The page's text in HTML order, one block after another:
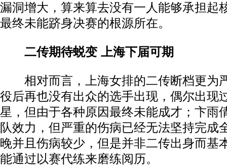
漏洞增大，算来算去没有一人能够承担起
最终未能跻身决赛的根源所在。
二传期待蜕变 上海下届可期
相对而言，上海女排的二传断档更为
役后再也没有出众的选手出现，偶尔出现
星，但由于各种原因最终未能成才；卞雨
队效力，但严重的伤病已经无法坚持完成
晚并且伤病较少，但是并非二传出身而基
能通过以赛代练来磨练阅历。